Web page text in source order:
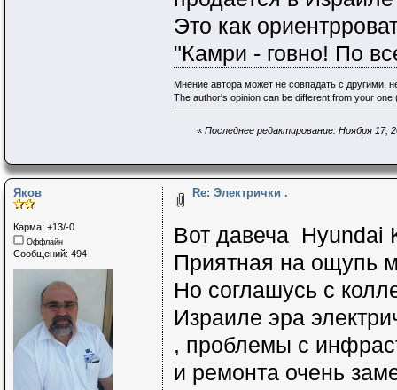
Это как
"Камри - говно! По
Мнение автора может не совпадать с другими,
The author's opinion can be different from your
« Последнее редактирование: Ноября 17,
Яков
Карма: +13/-0
Оффлайн
Сообщений: 494
Re: Электрички .
Вот давеча Hyundai
Приятная на ощупь
Но соглашусь с
Израиле эра
, проблемы с
и ремонта очень